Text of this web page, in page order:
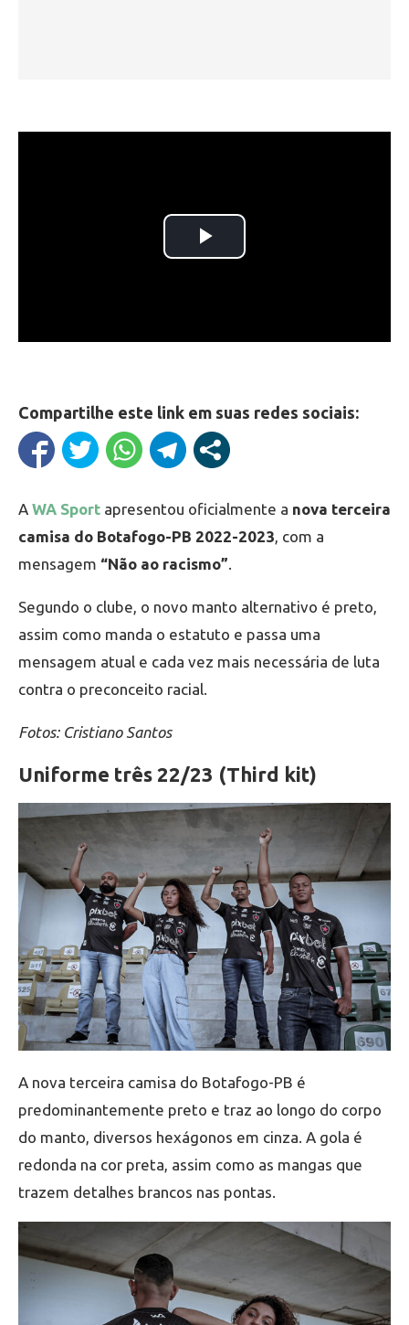
Compartilhe este link em suas redes sociais:
A WA Sport apresentou oficialmente a nova terceira
camisa do Botafogo-PB 2022-2023 , com a
mensagem “Não ao racismo”
Segundo o clube, o novo manto alternativo é preto,
assim como manda o estatuto e passa uma
mensagem atual e cada vez mais necessária de luta
contra o preconceito racial.
Fotos: Cristiano Santos
Uniforme três 22/23 (Third kit)
A nova terceira camisa do Botafogo-PB é
predominantemente preto e traz ao longo do corpo
do manto, diversos hexágonos em cinza. A gola é
redonda na cor preta, assim como as mangas que
trazem detalhes brancos nas pontas.